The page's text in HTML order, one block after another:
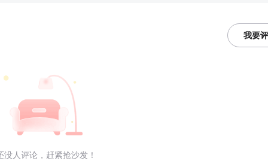
我要
没人评论，赶紧抢沙发！